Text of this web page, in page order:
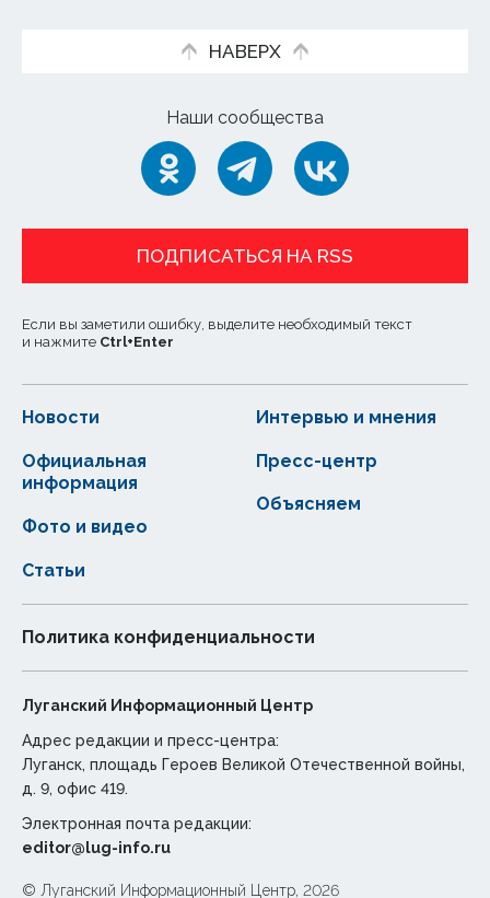
НАВЕРХ
Наши сообщества
ПОДПИСАТЬСЯ НА RSS
Если вы заметили ошибку, выделите необходимый текст
и нажмите Ctrl+Enter
Новости
Статьи
Официальная
информация
Интервью и мнения
Фото и видео
Пресс-центр
Объясняем
Политика конфиденциальности
Луганский Информационный Центр
Адрес редакции и пресс-центра:
Луганск, площадь Героев Великой Отечественной войны,
д. 9, офис 419.
Электронная почта редакции:
editor@lug-info.ru
© Луганский Информационный Центр, 2026